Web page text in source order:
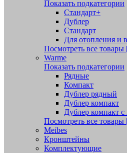
Показать подкатегории
Стандарт+
Дублер
Стандарт
Для отопления и
Посмотреть все товары
Warme
Показать подкатегории
Рядные
Компакт
Дублер рядный
Дублер компакт
Дублер компакт с
Посмотреть все товары
Meibes
Кронштейны
Комплектующие